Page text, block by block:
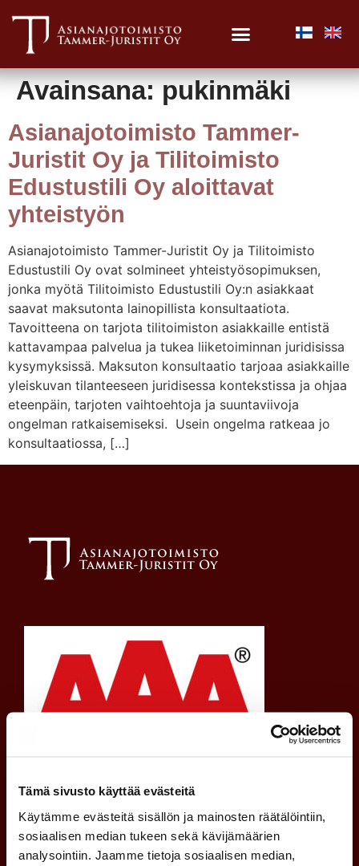
Tämä sivusto käyttää evästeitä
Käytämme evästeitä sisällön ja mainosten räätälöintiin,
sosiaalisen median tukeen sekä kävijämäärien
analysointiin. Jaamme tietoja sosiaalisen median,
Avainsana:pukinmäki
Asianajotoimisto Tammer-
Juristit Oy ja Tilitoimisto
Edustustili Oy aloittavat
yhteistyön
Asianajotoimisto Tammer-Juristit Oy ja Tilitoimisto
Edustustili Oy ovat solmineet yhteistyösopimuksen,
jonka myötä Tilitoimisto Edustustili Oy:n asiakkaat
saavat maksutonta lainopillista konsultaatiota.
Tavoitteena on tarjota tilitoimiston asiakkaille entistä
kattavampaa palvelua ja tukea liiketoiminnan juridisissa
kysymyksissä. Maksuton konsultaatio tarjoaa asiakkaille
yleiskuvan tilanteeseen juridisessa kontekstissa ja ohjaa
eteenpäin, tarjoten vaihtoehtoja ja suuntaviivoja
ongelman ratkaisemiseksi. Usein ongelma ratkeaa jo
konsultaatiossa, […]